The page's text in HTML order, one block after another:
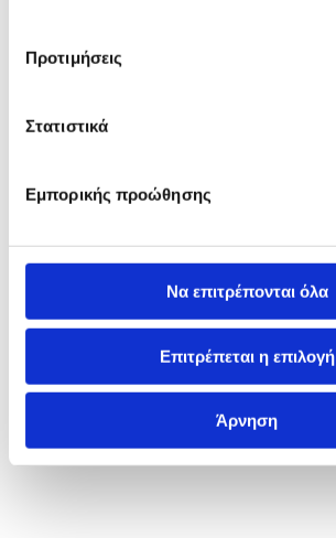
Προτιμήσεις
Στατιστικά
Εμπορικής προώθησης
Να επιτρέπονται όλα
Επιτρέπεται η επιλογή
Άρνηση